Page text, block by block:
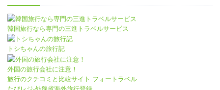
韓国旅行なら専門の三進トラベルサービス
トシちゃんの旅行記
外国の旅行会社に注意！
旅行のクチコミと比較サイト フォートラベル